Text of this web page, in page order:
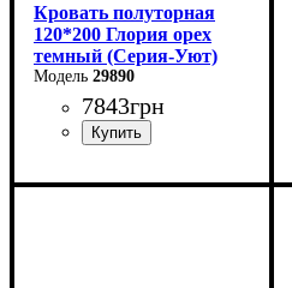
Кровать полуторная
120*200 Глория орех
темный (Серия-Уют)
29890
7843грн
Ширина: 120 см